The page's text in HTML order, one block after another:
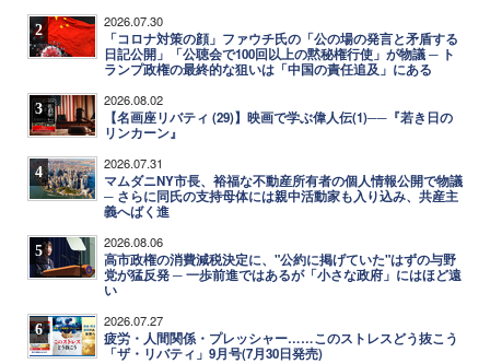
2 2026.07.30
「コロナ対策の顔」ファウチ氏の「公の場の発言と矛盾する
日記公開」「公聴会で100回以上の黙秘権行使」が物議 ─ ト
ランプ政権の最終的な狙いは「中国の責任追及」にある
3 2026.08.02
【名画座リバティ (29)】映画で学ぶ偉人伝(1)──『若き日の
リンカーン』
4 2026.07.31
マムダニNY市長、裕福な不動産所有者の個人情報公開で物議
─ さらに同氏の支持母体には親中活動家も入り込み、共産主
義へばく進
5 2026.08.06
高市政権の消費減税決定に、"公約に掲げていた"はずの与野
党が猛反発 ─ 一歩前進ではあるが「小さな政府」にはほど遠
い
6 2026.07.27
疲労・人間関係・プレッシャー……このストレスどう抜こう
「ザ・リバティ」9月号(7月30日発売)